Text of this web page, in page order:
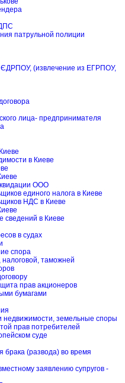
патрульной полиции
ЄДРПОУ, (извлечение из ЕГРПОУ,
лица- предпринимателя
в Киеве
ООО
единого налога в Киеве
НДС в Киеве
сведений в Киеве
в судах
спора
таможней
прав акционеров
бумагами
недвижимости, земельные споры
прав потребителей
суде
(развода) во время
заявлению супругов -